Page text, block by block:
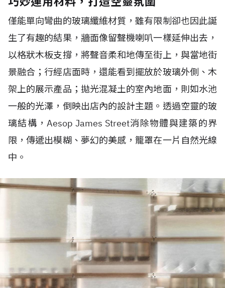
僅能單向彎曲的玻璃纖維材質，雖有限制卻也因此誕
生了有趣的結果，牆面像留聲機喇叭一樣延伸出去，
以格狀木板支撐，將聲音柔和地傳至街上，與當地街
景融合；行經店面時，還能看到擺放於玻璃外側、木
架上的展示產品；拋光混凝土的室內地面，則如水池
一般的光澤，倒映出店內的設計主題。透過空靈的玻
璃結構，Aesop James Street消除物體與建築的界
限，傳遞出模糊、夢幻的美感，籠罩在一片自然光線
中。